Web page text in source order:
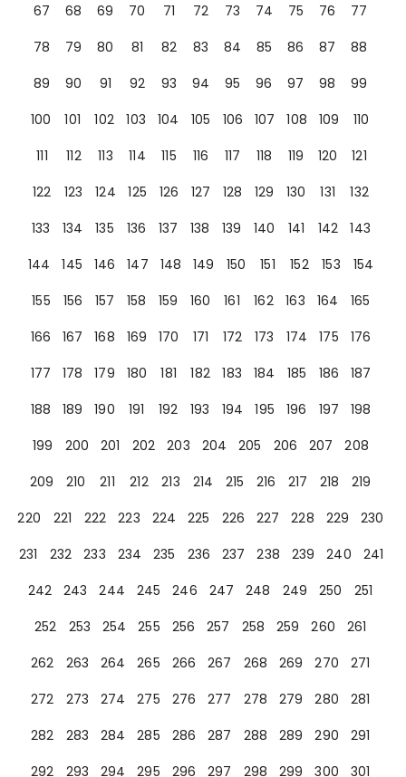
67
68 69 70 71 72 73 74 75 76
77
78
79 80 81 82 83 84 85 86 87
88
89
90 91 92 93 94 95 96 97 98
99
100
101 102 103 104 105 106 107 108 109
110
111
112 113 114 115 116 117 118 119 120
121
122
123 124 125 126 127 128 129 130 131
132
133
134 135 136 137 138 139 140 141 142
143
144
145 146 147 148 149 150 151 152 153
154
155
156 157 158 159 160 161 162 163 164
165
166
167 168 169 170 171 172 173 174 175
176
177
178 179 180 181 182 183 184 185 186
187
188
189 190 191 192 193 194 195 196 197
198
199
200 201 202 203 204 205 206 207
208
209
210 211 212 213 214 215 216 217 218
219
220
221 222 223 224 225 226 227 228 229
230
231
232 233 234 235 236 237 238 239 240
241
242
243 244 245 246 247 248 249 250
251
252
253 254 255 256 257 258 259 260
261
262
263 264 265 266 267 268 269 270
271
272
273 274 275 276 277 278 279 280
281
282
283 284 285 286 287 288 289 290
291
292
293 294 295 296 297 298 299 300 301